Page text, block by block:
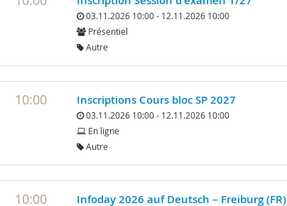
03.11.2026 10:00 - 12.11.2026 10:00
Présentiel
Autre
10:00 Inscriptions Cours bloc SP 2027
03.11.2026 10:00 - 12.11.2026 10:00
En ligne
Autre
10:00 Infoday 2026 auf Deutsch – Freiburg (FR)